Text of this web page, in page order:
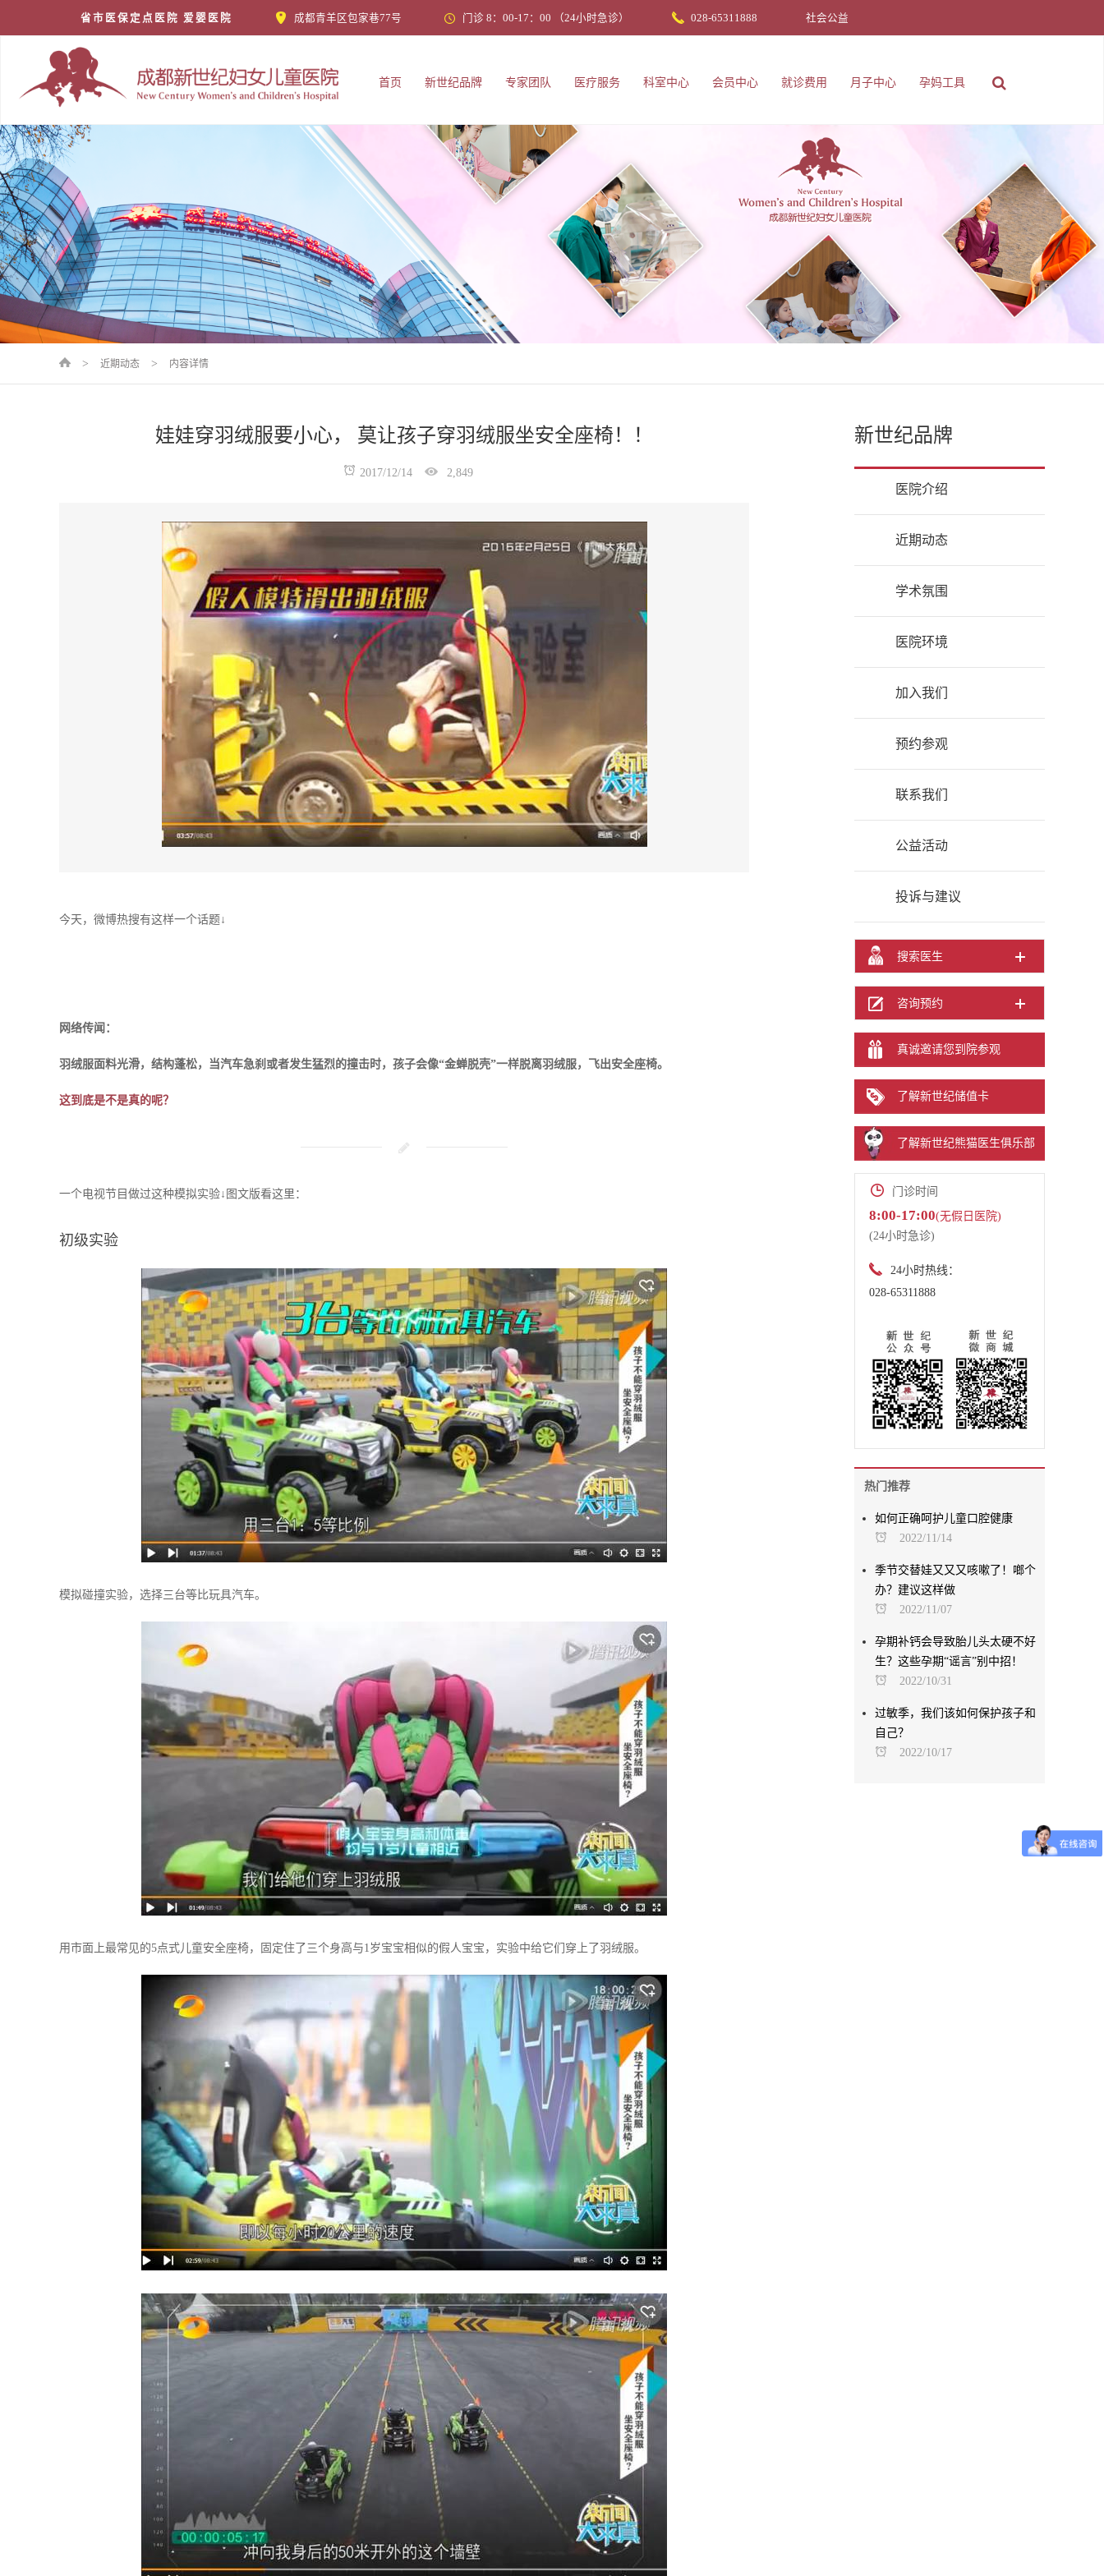
省市医保定点医院 爱婴医院 成都青羊区包家巷77号 门诊 8：00-17：00 （24小时急诊） 028-65311888 社会公益
首页 新世纪品牌 专家团队 医疗服务 科室中心 会员中心 就诊费用 月子中心 孕妈工具
> 近期动态 > 内容详情
娃娃穿羽绒服要小心， 莫让孩子穿羽绒服坐安全座椅！！
2017/12/14 2,849
今天，微博热搜有这样一个话题↓
网络传闻：
羽绒服面料光滑，结构蓬松，当汽车急刹或者发生猛烈的撞击时，孩子会像“金蝉脱壳”一样脱离羽绒服，飞出安全座椅。
这到底是不是真的呢？
一个电视节目做过这种模拟实验↓图文版看这里：
初级实验
模拟碰撞实验，选择三台等比玩具汽车。
用市面上最常见的5点式儿童安全座椅，固定住了三个身高与1岁宝宝相似的假人宝宝，实验中给它们穿上了羽绒服。
新世纪品牌
医院介绍
近期动态
学术氛围
医院环境
加入我们
预约参观
联系我们
公益活动
投诉与建议
搜索医生
咨询预约
真诚邀请您到院参观
了解新世纪储值卡
了解新世纪熊猫医生俱乐部
门诊时间
8:00-17:00(无假日医院)
(24小时急诊)
24小时热线：
028-65311888
热门推荐
如何正确呵护儿童口腔健康
2022/11/14
季节交替娃又又又咳嗽了！啷个
办？建议这样做
2022/11/07
孕期补钙会导致胎儿头太硬不好
生？这些孕期“谣言”别中招！
2022/10/31
过敏季，我们该如何保护孩子和
自己？
2022/10/17